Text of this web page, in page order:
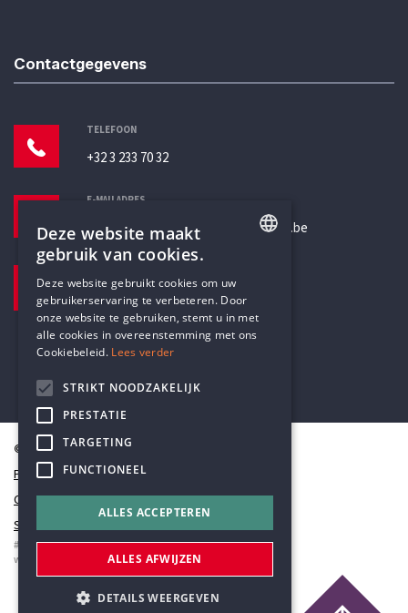
Contactgegevens
TELEFOON
+32 3 233 70 32
E-MAILADRES
secretariaat@humanistischverbond.be
Pottenbrug 4
Antwerpen, 2000
© Humanistisch Verbond 2026
Privacy
Cookiestatement
Sitemap
#codedwithlove byCodelines
webapplicaties
mobiele apps&maatwerk websites
DUTCH
Deze website maakt
gebruik van cookies.
Deze website gebruikt cookies om uw
gebruikerservaring te verbeteren. Door
onze website te gebruiken, stemt u in met
alle cookies in overeenstemming met ons
Cookiebeleid. Lees verder
STRIKT NOODZAKELIJK
PRESTATIE
TARGETING
FUNCTIONEEL
ALLES ACCEPTEREN
ALLES AFWIJZEN
DETAILS WEERGEVEN